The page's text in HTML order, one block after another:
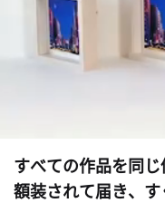
すべての作品を同じ
額装されて届き、